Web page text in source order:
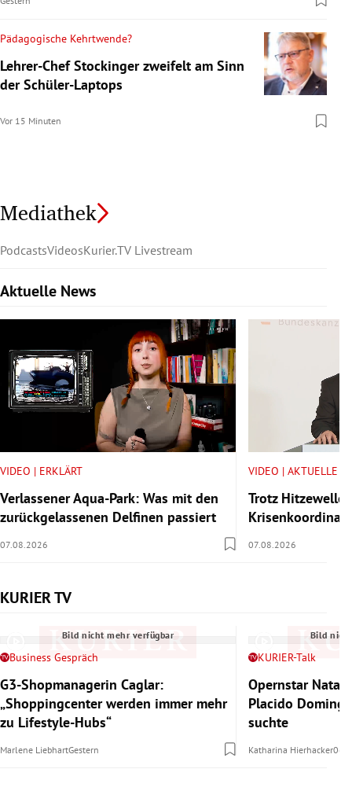
Pädagogische Kehrtwende?
Lehrer-Chef Stockinger zweifelt am Sinn
der Schüler-Laptops
Vor 15 Minuten
Mediathek
PodcastsVideosKurier.TV Livestream
Aktuelle News
Slide 1 von 6
VIDEO | ERKLÄRT
Verlassener Aqua-Park: Was mit den
zurückgelassenen Delfinen passiert
07.08.2026
VIDEO | AKTUELLE
Trotz
07.08.2026
KURIER TV
Slide 1 von 6
Bild nicht mehr verfügbar
Business Gespräch
G3-Shopmanagerin Caglar:
„Shoppingcenter werden immer mehr
zu Lifestyle-Hubs“
Marlene LiebhartGestern
Bild
KURIER-Talk
Opernstar
Placido
suchte
Katharina Hierhacker